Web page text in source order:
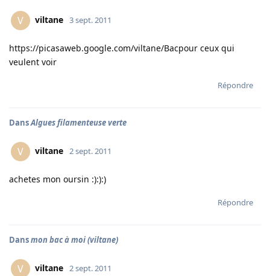
V viltane 3 sept. 2011
https://picasaweb.google.com/viltane/Bacpour ceux qui
veulent voir
Répondre
DansAlgues filamenteuse verte
V viltane 2 sept. 2011
achetes mon oursin :):):)
Répondre
Dansmon bac à moi (viltane)
V viltane 2 sept. 2011